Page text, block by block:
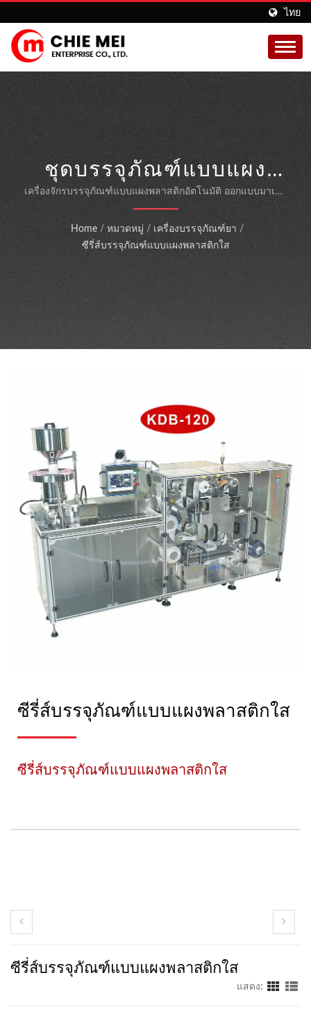
ไทย
ชุดบรรจุภัณฑ์แบบแผง
พลาสติกใสระดับมืออาชีพ
สำหรับยาและผลิตภัณฑ์
อุปโภคบริโภค
เครื่องจักรบรรจุภัณฑ์แบบแผงพลาสติกอัตโนมัติ ออกแบบมาเพื่อ
ความแม่นยำ ประสิทธิภาพ และการปฏิบัติตามข้อกำหนดต่างๆ
ในอุตสาหกรรมยา ผลิตภัณฑ์เสริมอาหาร และสินค้าอุปโภค
บริโภค
Home / หมวดหมู่ / เครื่องบรรจุภัณฑ์ยา /
ซีรี่ส์บรรจุภัณฑ์แบบแผงพลาสติกใส
ซีรี่ส์บรรจุภัณฑ์แบบแผงพลาสติกใส
ซีรี่ส์บรรจุภัณฑ์แบบแผงพลาสติกใส
ซีรี่ส์บรรจุภัณฑ์แบบแผงพลาสติกใส
แสดง: